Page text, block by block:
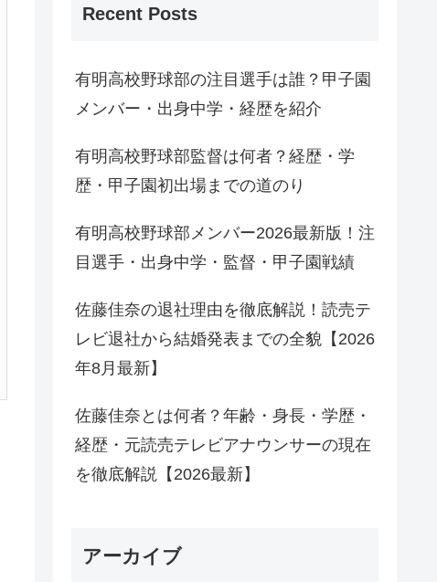
Recent Posts
有明高校野球部の注目選手は誰？甲子園
メンバー・出身中学・経歴を紹介
有明高校野球部監督は何者？経歴・学
歴・甲子園初出場までの道のり
有明高校野球部メンバー2026最新版！注
目選手・出身中学・監督・甲子園戦績
佐藤佳奈の退社理由を徹底解説！読売テ
レビ退社から結婚発表までの全貌【2026
年8月最新】
佐藤佳奈とは何者？年齢・身長・学歴・
経歴・元読売テレビアナウンサーの現在
を徹底解説【2026最新】
アーカイブ